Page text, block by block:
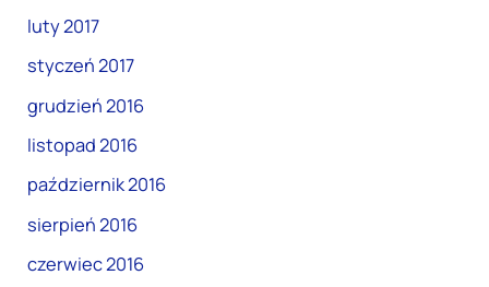
luty 2017
styczeń 2017
grudzień 2016
listopad 2016
październik 2016
sierpień 2016
czerwiec 2016